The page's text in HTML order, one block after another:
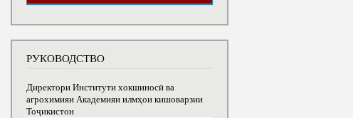
РУКОВОДСТВО
Директори Институти хокшиносӣ ва
агрохимияи Академияи илмҳои кишоварзии
Тоҷикистон